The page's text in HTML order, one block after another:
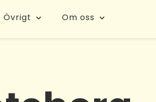
Övrigt Om oss